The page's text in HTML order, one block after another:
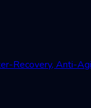
Recovery, Anti-